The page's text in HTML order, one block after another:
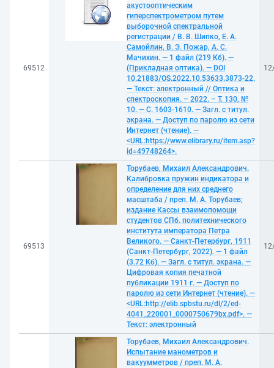
69512
акустооптическим
гиперспектрометром путем
выборочной спектральной
регистрации / В. В. Шипко, Е. А.
Самойлин, В. Э. Пожар, А. С.
Мачихин. — 1 файл (219 Кб). —
(Прикладная оптика). — DOI
10.21883/OS.2022.10.53633.3873-22.
— Текст: электронный // Оптика и
спектроскопия. – 2022. – Т. 130, №
10. — С. 1603-1610. — Загл. с титул.
экрана. — Доступ по паролю из сети
Интернет (чтение). —
<URL:https://www.elibrary.ru/item.asp?
id=49748264>.
69513
Торубаев, Михаил Александрович.
Калибровка пружин индикатора и
определение для них среднего
масштаба / преп. М. А. Торубаев;
издание Кассы взаимопомощи
студентов СПб. политехнического
института императора Петра
Великого. — Санкт-Петербург, 1911
(Санкт-Петербург, 2022). — 1 файл
(3.72 Кб). — Загл. с титул. экрана. —
Цифровая копия печатной
публикации 1911 г. — Доступ по
паролю из сети Интернет (чтение). —
<URL:http://elib.spbstu.ru/dl/2/ed-
4041_220001_0000750679bx.pdf>. —
Текст: электронный
Торубаев, Михаил Александрович.
Испытание манометров и
вакуумметров / преп. М. А.